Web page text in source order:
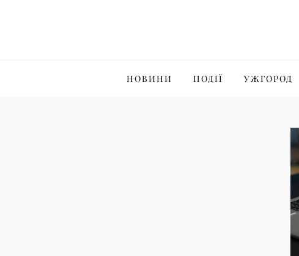
НОВИНИ ПОДІЇ УЖГОРОД